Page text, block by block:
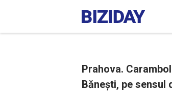
Prahova.
Bănești, pe sensul